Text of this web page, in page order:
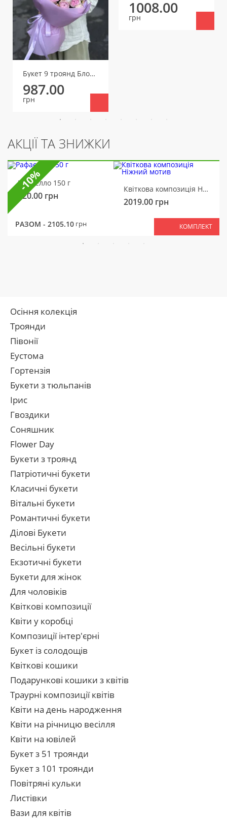
Букет 9 троянд Блоссом Баблс
987.00
грн
1008.00
грн
АКЦІЇ ТА ЗНИЖКИ
Рафаелло 150 г
320.00 грн
Квіткова композиція Ніжний мотив
2019.00 грн
РАЗОМ - 2105.10 грн КОМПЛЕКТ
-10%
Осіння колекція
Троянди
Півонії
Еустома
Гортензія
Букети з тюльпанів
Ірис
Гвоздики
Соняшник
Flower Day
Букети з троянд
Патріотичні букети
Класичні букети
Вітальні букети
Романтичні букети
Ділові Букети
Весільні букети
Екзотичні букети
Букети для жінок
Для чоловіків
Квіткові композиції
Квіти у коробці
Композиції інтер'єрні
Букет із солодощів
Квіткові кошики
Подарункові кошики з квітів
Траурні композиції квітів
Квіти на день народження
Квіти на річницю весілля
Квіти на ювілей
Букет з 51 троянди
Букет з 101 троянди
Повітряні кульки
Листівки
Вази для квітів